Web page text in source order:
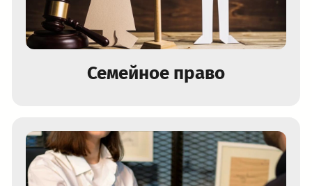
Семейное право